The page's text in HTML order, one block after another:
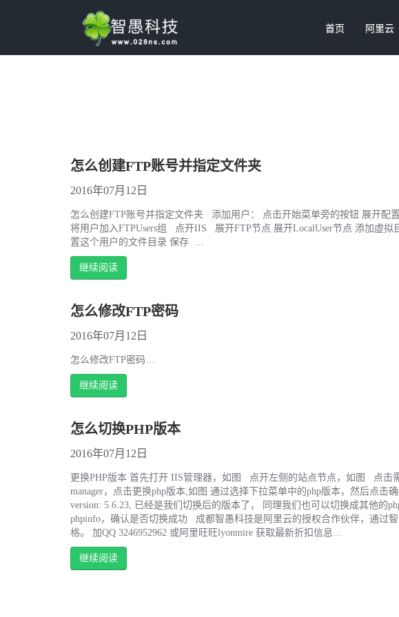
首页 阿里云
怎么创建FTP账号并指定文件夹
2016年07月12日
怎么创建FTP账号并指定文件夹 添加用户： 点击开始菜单旁的按钮 展开配
将用户加入FTPUsers组 点开IIS 展开FTP节点 展开LocalUser节点 添加虚拟
置这个用户的文件目录 保存 …
继续阅读
怎么修改FTP密码
2016年07月12日
怎么修改FTP密码…
继续阅读
怎么切换PHP版本
2016年07月12日
更换PHP版本 首先打开 IIS管理器，如图 点开左侧的站点节点，如图 点击
manager，点击更换php版本,如图 通过选择下拉菜单中的php版本，然后点
version: 5.6.23, 已经是我们切换后的版本了， 同理我们也可以切换成其他的
phpinfo，确认是否切换成功 成都智愚科技是阿里云的授权合作伙伴，通过
格。 加QQ 3246952962 或阿里旺旺lyonmire 获取最新折扣信息…
继续阅读